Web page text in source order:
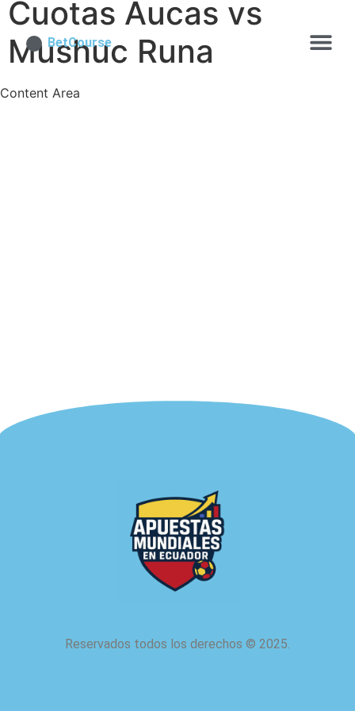
BetCourse
Cuotas Aucas vs
Mushuc Runa
Content Area
Reservados todos los derechos © 2025.